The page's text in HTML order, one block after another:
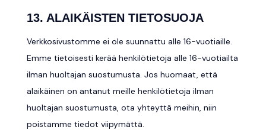
13. ALAIKÄISTEN TIETOSUOJA
Verkkosivustomme ei ole suunnattu alle 16-vuotiaille.
Emme tietoisesti kerää henkilötietoja alle 16-vuotiailta
ilman huoltajan suostumusta. Jos huomaat, että
alaikäinen on antanut meille henkilötietoja ilman
huoltajan suostumusta, ota yhteyttä meihin, niin
poistamme tiedot viipymättä.